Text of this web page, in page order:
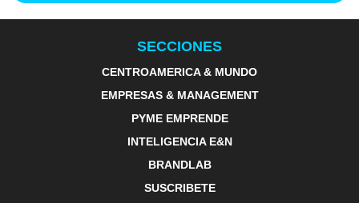
SECCIONES
CENTROAMERICA & MUNDO
EMPRESAS & MANAGEMENT
PYME EMPRENDE
INTELIGENCIA E&N
BRANDLAB
SUSCRIBETE